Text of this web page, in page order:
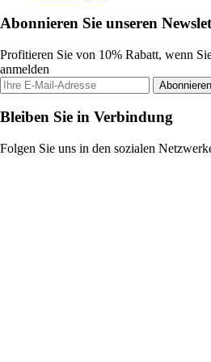
Abonnieren Sie unseren
Profitieren Sie von 10% Rabatt, wenn
anmelden
Abonnieren
Bleiben Sie in Verbindung
Folgen Sie uns in den sozialen